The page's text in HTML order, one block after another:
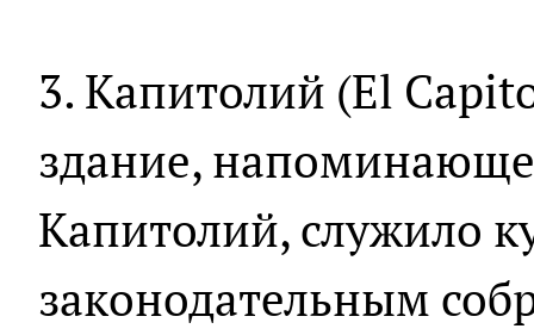
3. Капитолий (El
здание,
Капитолий, служило
законодательным